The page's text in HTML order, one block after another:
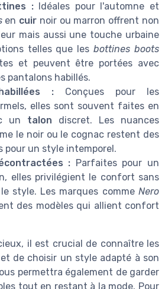
:Idéales pour l'automne et
en cuir noir ou marron offrent non
mais aussi une touche urbaine
telles que lesbottines boots
et peuvent être portées avec
pantalons habillés.
: Conçues pour les
elles sont souvent faites en
un talon discret. Les nuances
le noir ou le cognac restent des
pour un style intemporel.
: Parfaites pour un
elles privilégient le confort sans
style. Les marques comme Nero
des modèles qui allient confort
il est crucial de connaître les
et de choisir un style adapté à son
permettra également de garder
tout en restant à la mode. Pour